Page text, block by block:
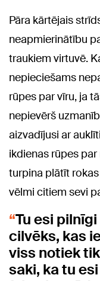
Pāra kārtējais
neapmierinātību
traukiem virtuvē.
nepieciešams
rūpes par vīru, ja
nepievērš
aizvadījusi ar
ikdienas rūpes
turpina plātīt
vēlmi citiem sevi
Tu esi
cilvēks, kas
viss notiek
saki, ka tu